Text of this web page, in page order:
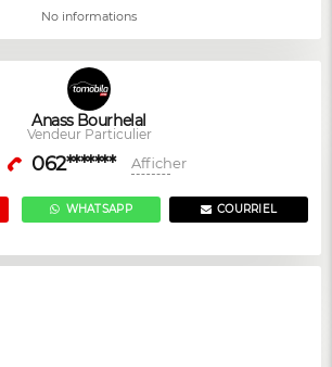
No informations
Anass Bourhelal
Vendeur Particulier
062******* Afficher
COURRIEL
WHATSAPP